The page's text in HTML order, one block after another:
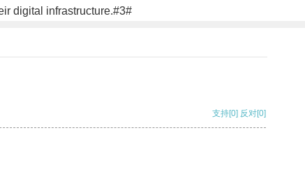
digital infrastructure.#3#
支持[0] 反对[0]